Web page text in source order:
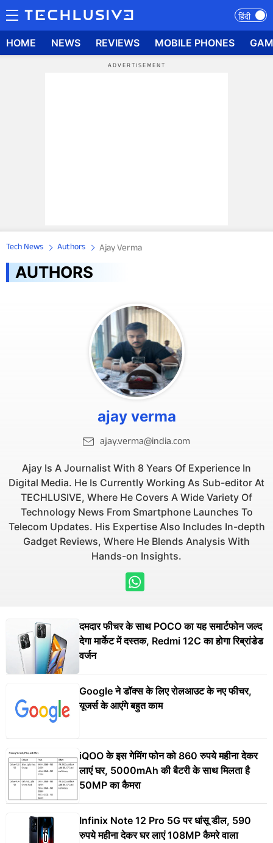
हिंदी
HOME NEWS REVIEWS MOBILE PHONES
Tech News Authors Ajay Verma
AUTHORS
ajay verma
ajay.verma@india.com
Ajay Is A Journalist With 8 Years Of Experience In
Digital Media. He Is Currently Working As Sub-editor At
TECHLUSIVE, Where He Covers A Wide Variety Of
Technology News From Smartphone Launches To
Telecom Updates. His Expertise Also Includes In-depth
Gadget Reviews, Where He Blends Analysis With
Hands-on Insights.
दमदार फीचर के साथ POCO का यह समार्टफोन जल्द
देगा मार्केट में दस्तक, Redmi 12C का होगा रिब्रांडेड
वर्जन
Google ने डॉक्स के लिए रोलआउट के नए फीचर,
यूजर्स के आएंगे बहुत काम
iQOO के इस गेमिंग फोन को 860 रुपये महीना देकर
लाएं घर, 5000mAh की बैटरी के साथ मिलता है
50MP का कैमरा
Infinix Note 12 Pro 5G पर धांसू डील, 590
रुपये महीना देकर घर लाएं 108MP कैमरे वाला